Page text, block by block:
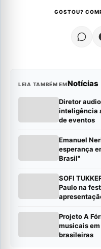
GOSTOU?
LEIA TAMBÉM EMNotícias
Diretor
inteligência
de eventos
Emanuel
esperança
Brasil"
SOFI
Paulo na
Projeto A
musicais
brasileiras